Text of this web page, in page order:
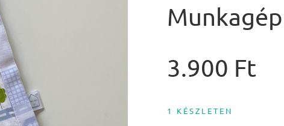
3.900 Ft
1 KÉSZLETEN